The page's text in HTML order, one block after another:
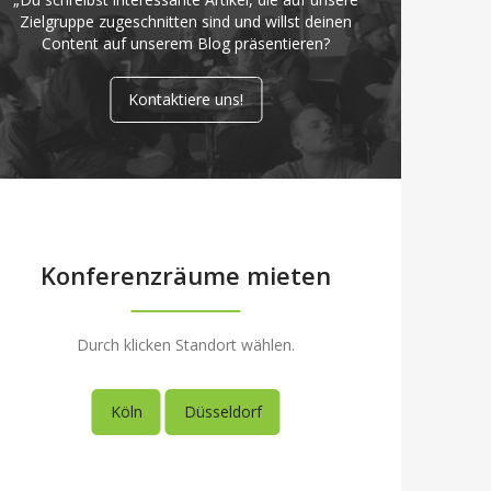
Zielgruppe zugeschnitten sind und willst deinen
Content auf unserem Blog präsentieren?
Kontaktiere uns!
Konferenzräume mieten
Durch klicken Standort wählen.
Köln Düsseldorf